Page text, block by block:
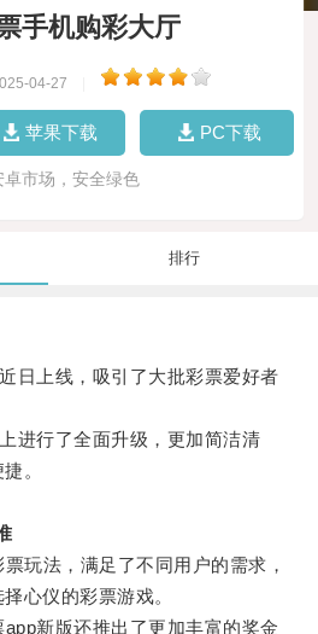
手机购彩大厅
04-27
苹果下载 PC下载
卓市场，安全绿色
排行
上线，吸引了大批彩票爱好者
行了全面升级，更加简洁清
。
法，满足了不同用户的需求，
心仪的彩票游戏。
新版还推出了更加丰富的奖金